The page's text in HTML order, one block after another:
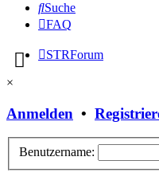
Suche
FAQ
STRForum
×
Anmelden •
Benutzername: